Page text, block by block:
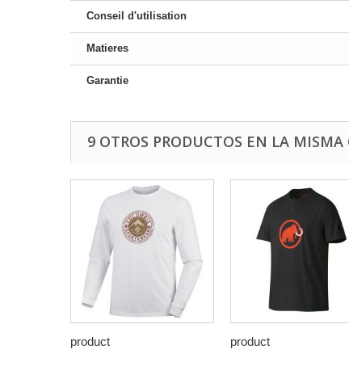
Conseil d'utilisation
Matieres
Garantie
9 OTROS PRODUCTOS EN LA MISMA
product product